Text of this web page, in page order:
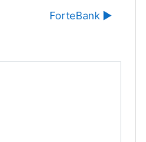
ForteBank ▶︎